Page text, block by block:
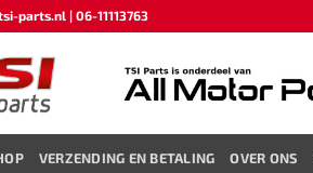
parts.nl | 06-11113763
VERZENDING EN BETALING OVER ONS